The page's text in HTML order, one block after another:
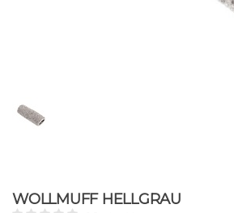
WOLLMUFF HELLGRAU